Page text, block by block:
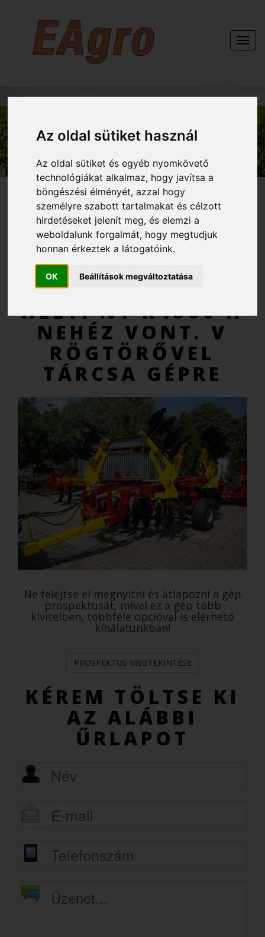
Az oldal sütiket használ
Az oldal sütiket és egyéb nyomkövető
technológiákat alkalmaz, hogy javítsa a
böngészési élményét, azzal hogy
személyre szabott tartalmakat és célzott
hirdetéseket jelenít meg, és elemzi a
weboldalunk forgalmát, hogy megtudjuk
honnan érkeztek a látogatóink.
OK Beállítások megváltoztatása
KAPCSOLAT
AJÁNLATKÉRÉS
HELTI NT K4500 H
NEHÉZ VONT. V
RÖGTÖRŐVEL
TÁRCSA GÉPRE
Ne felejtse el megnyitni és átlapozni a gép
prospektusát, mivel ez a gép több
kivitelben, többféle opcióval is elérhető
kínálatunkban!
PROSPEKTUS MEGTEKINTÉSE
KÉREM TÖLTSE KI
AZ ALÁBBI
ŰRLAPOT